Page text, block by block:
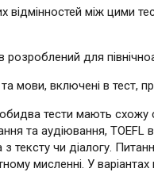
відмінностей між цими
розроблений для
мови, включені в тест,
тести мають схожу
та аудіювання, TOEFL
тексту чи діалогу.
мисленні. У